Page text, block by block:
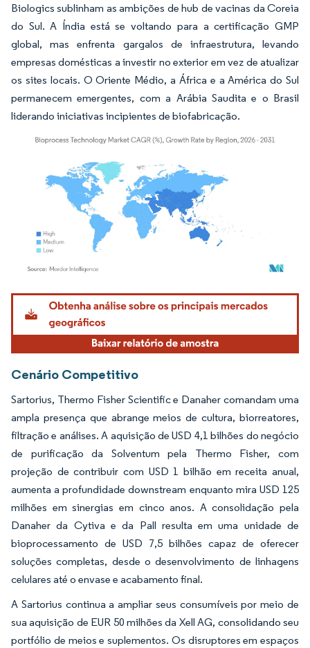
Biologics sublinham as ambições de hub de vacinas da Coreia
do Sul. A Índia está se voltando para a certificação GMP
global, mas enfrenta gargalos de infraestrutura, levando
empresas domésticas a investir no exterior em vez de atualizar
os sites locais. O Oriente Médio, a África e a América do Sul
permanecem emergentes, com a Arábia Saudita e o Brasil
liderando iniciativas incipientes de biofabricação.
Imagem © Mordor Intelligence. O reuso requer atribuição conforme CC BY 4.0.
Cenário Competitivo
Sartorius, Thermo Fisher Scientific e Danaher comandam uma
ampla presença que abrange meios de cultura, biorreatores,
filtração e análises. A aquisição de USD 4,1 bilhões do negócio
de purificação da Solventum pela Thermo Fisher, com
projeção de contribuir com USD 1 bilhão em receita anual,
aumenta a profundidade downstream enquanto mira USD 125
milhões em sinergias em cinco anos. A consolidação pela
Danaher da Cytiva e da Pall resulta em uma unidade de
bioprocessamento de USD 7,5 bilhões capaz de oferecer
soluções completas, desde o desenvolvimento de linhagens
celulares até o envase e acabamento final.
A Sartorius continua a ampliar seus consumíveis por meio de
sua aquisição de EUR 50 milhões da Xell AG, consolidando seu
portfólio de meios e suplementos. Os disruptores em espaços